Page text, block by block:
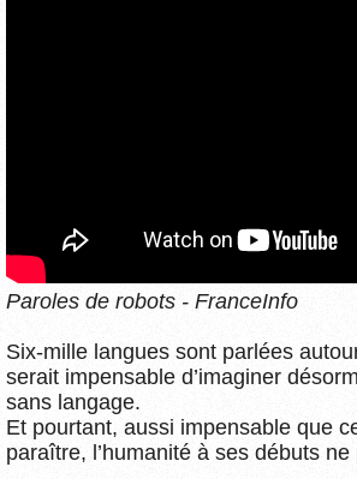
Paroles de robots - FranceInfo
Six-mille langues sont parlées
serait impensable d’imaginer
sans langage.
Et pourtant, aussi impensable que
paraître, l’humanité à ses débuts ne